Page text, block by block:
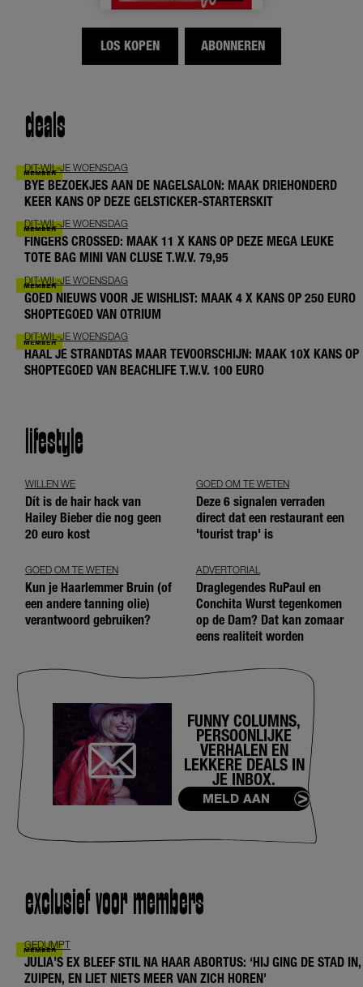
LOS KOPEN ABONNEREN
deals
DIT-WIL-JE WOENSDAG
BYE BEZOEKJES AAN DE NAGELSALON: MAAK DRIEHONDERD
KEER KANS OP DEZE GELSTICKER-STARTERSKIT
DIT-WIL-JE WOENSDAG
FINGERS CROSSED: MAAK 11 X KANS OP DEZE MEGA LEUKE
TOTE BAG MINI VAN CLUSE T.W.V. 79,95
DIT-WIL-JE WOENSDAG
GOED NIEUWS VOOR JE WISHLIST: MAAK 4 X KANS OP 250 EURO
SHOPTEGOED VAN OTRIUM
DIT-WIL-JE WOENSDAG
HAAL JE STRANDTAS MAAR TEVOORSCHIJN: MAAK 10X KANS OP
SHOPTEGOED VAN BEACHLIFE T.W.V. 100 EURO
lifestyle
WILLEN WE
Dít is de hair hack van
Hailey Bieber die nog geen
20 euro kost
GOED OM TE WETEN
Deze 6 signalen verraden
direct dat een restaurant een
'tourist trap' is
GOED OM TE WETEN
Kun je Haarlemmer Bruin (of
een andere tanning olie)
verantwoord gebruiken?
ADVERTORIAL
Draglegendes RuPaul en
Conchita Wurst tegenkomen
op de Dam? Dat kan zomaar
eens realiteit worden
FUNNY COLUMNS,
PERSOONLIJKE
VERHALEN EN
LEKKERE DEALS IN
JE INBOX.
MELD AAN
exclusief voor members
GEDUMPT
JULIA’S EX BLEEF STIL NA HAAR ABORTUS: ‘HIJ GING DE STAD IN,
ZUIPEN, EN LIET NIETS MEER VAN ZICH HOREN’